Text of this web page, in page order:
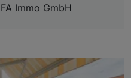
Immo GmbH